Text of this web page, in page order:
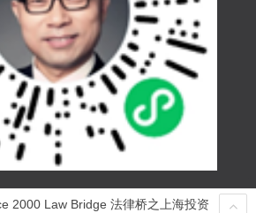
2000 Law Bridge 法律桥之上海投资